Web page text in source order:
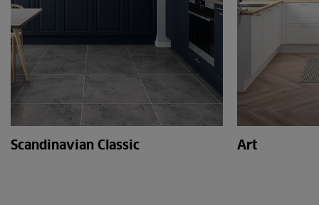
Scandinavian Classic Art